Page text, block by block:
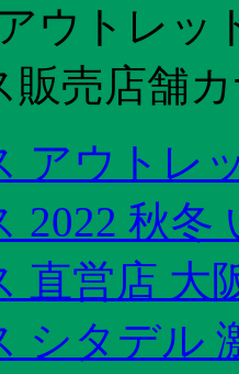
ウトレッ
販売店舗
アウトレ
2022 秋冬
直営店 大
シタデル